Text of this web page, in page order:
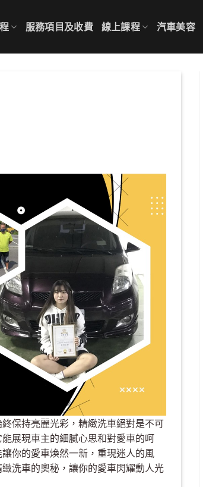
服務項目及收費 線上課程 汽車美容
保持亮麗光彩，精緻洗車絕對是不可
展現車主的細膩心思和對愛車的呵
你的愛車煥然一新，重現迷人的風
洗車的奧秘，讓你的愛車閃耀動人光